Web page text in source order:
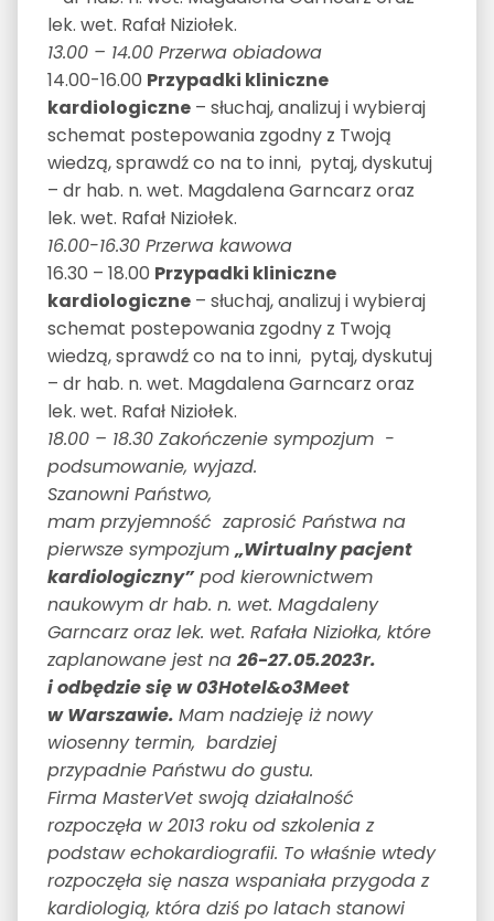
lek. wet. Rafał Niziołek.
13.00 – 14.00 Przerwa obiadowa
14.00-16.00 Przypadki kliniczne
kardiologiczne– słuchaj, analizuj i wybieraj
schemat postepowania zgodny z Twoją
wiedzą, sprawdź co na to inni, pytaj, dyskutuj
– dr hab. n. wet. Magdalena Garncarz oraz
lek. wet. Rafał Niziołek.
16.00-16.30 Przerwa kawowa
16.30 – 18.00 Przypadki kliniczne
kardiologiczne– słuchaj, analizuj i wybieraj
schemat postepowania zgodny z Twoją
wiedzą, sprawdź co na to inni, pytaj, dyskutuj
– dr hab. n. wet. Magdalena Garncarz oraz
lek. wet. Rafał Niziołek.
18.00 – 18.30 Zakończenie sympozjum -
podsumowanie, wyjazd.
Szanowni Państwo,
mam przyjemność zaprosić Państwa na
pierwsze sympozjum „Wirtualny pacjent
kardiologiczny”pod kierownictwem
naukowym dr hab. n. wet. Magdaleny
Garncarz oraz lek. wet. Rafała Niziołka, które
zaplanowane jest na 26-27.05.2023r.
i odbędzie się w 03Hotel&o3Meet
w Warszawie. Mam nadzieję iż nowy
wiosenny termin, bardziej
przypadnie Państwu do gustu.
Firma MasterVet swoją działalność
rozpoczęła w 2013 roku od szkolenia z
podstaw echokardiografii. To właśnie wtedy
rozpoczęła się nasza wspaniała przygoda z
kardiologią, która dziś po latach stanowi